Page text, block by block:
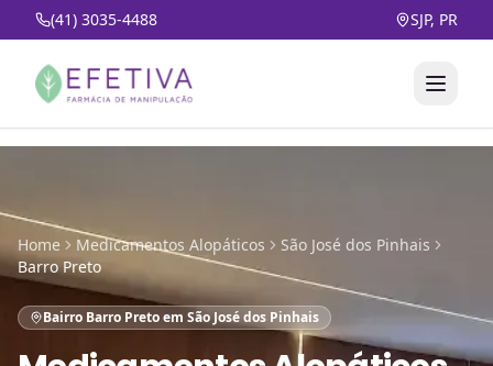
(41) 3035-4488 SJP, PR
Home Medicamentos Alopáticos
São José dos Pinhais
Barro Preto
Bairro Barro Preto em São José dos Pinhais